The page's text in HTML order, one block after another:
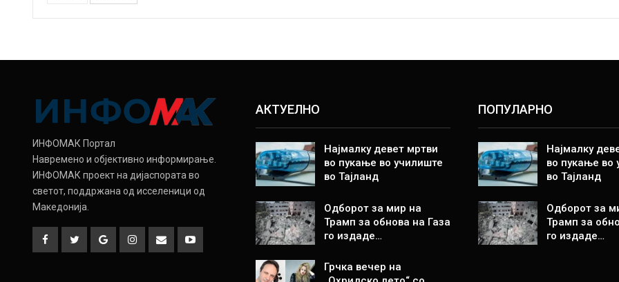
ИНФОМАК Портал
Навремено и објективно информирање.
ИНФОМАК проект на дијаспората во
светот, поддржана од исселеници од
Македонија.
АКТУЕЛНО
Најмалку девет мртви
во пукање во училиште
во Тајланд
Одборот за мир на
Трамп за обнова на Газа
го издаде…
Грчка вечер на
ПОПУЛАРНО
Најмалку
во пукање во
во Тајланд
Одборот за
Трамп за
го издаде…